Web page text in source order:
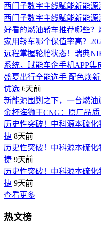
西门子数字主线赋能新能源
西门子数字主线赋能新能源
好看的燃油轿车推荐哪些
家用轿车哪个保值率高？
远程掌握轮胎状态！瑞典
系统，赋能车企手机APP集
盛夏出行全能选手 配色焕
优选 6天前
新能源围剿之下，一台燃油
金杯海狮王CNG：原厂品
历史性突破！中科源本硫
捷 8天前
历史性突破！中科源本硫
捷 9天前
历史性突破！中科源本硫
捷 9天前
查看更多
热文榜